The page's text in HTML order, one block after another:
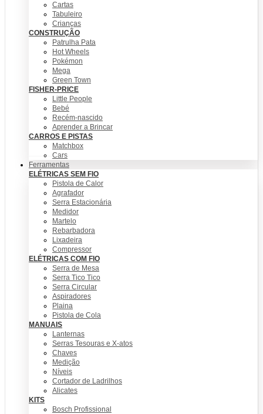
Cartas
Tabuleiro
Crianças
CONSTRUÇÃO
Patrulha Pata
Hot Wheels
Pokémon
Mega
Green Town
FISHER-PRICE
Little People
Bebé
Recém-nascido
Aprender a Brincar
CARROS E PISTAS
Matchbox
Cars
Ferramentas
ELÉTRICAS SEM FIO
Pistola de Calor
Agrafador
Serra Estacionária
Medidor
Martelo
Rebarbadora
Lixadeira
Compressor
ELÉTRICAS COM FIO
Serra de Mesa
Serra Tico Tico
Serra Circular
Aspiradores
Plaina
Pistola de Cola
MANUAIS
Lanternas
Serras Tesouras e X-atos
Chaves
Medição
Níveis
Cortador de Ladrilhos
Alicates
KITS
Bosch Profissional